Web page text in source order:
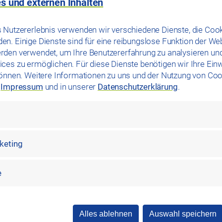
Auf die Plätze, fertig, los.
Parkplätze in
noch nie! Die Ein- und Ausfahrtsschranken in den
minutenaktuell auf dem Laufenden, wie viele Parkplätze
TechCampus
und externen Inhalten
verwenden wir verschiedene Dienste, die
Einige Dienste sind für eine reibungslose Funktion der
verwendet, um Ihre Benutzererfahrung zu analysieren
zu ermöglichen. Für diese Dienste benötigen wir Ihre
Weitere Informationen zu uns und der Nutzung von
Impressum und in unserer Datenschutzerklärung.
Alles ablehnen Auswahl speichern